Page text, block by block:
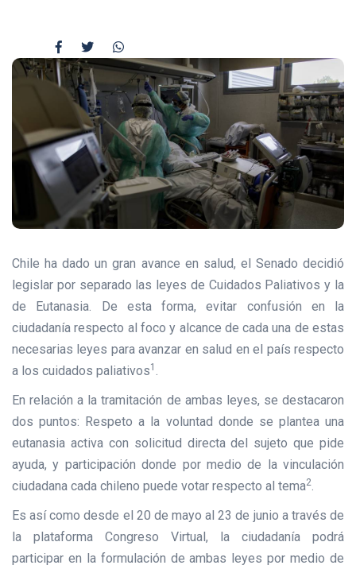
Chile ha dado un gran avance en salud, el Senado decidió
legislar por separado las leyes de Cuidados Paliativos y la
de Eutanasia. De esta forma, evitar confusión en la
ciudadanía respecto al foco y alcance de cada una de estas
necesarias leyes para avanzar en salud en el país respecto
a los cuidados paliativos1 .
En relación a la tramitación de ambas leyes, se destacaron
dos puntos: Respeto a la voluntad donde se plantea una
eutanasia activa con solicitud directa del sujeto que pide
ayuda, y participación donde por medio de la vinculación
ciudadana cada chileno puede votar respecto al tema2.
Es así como desde el 20 de mayo al 23 de junio a través de
la plataforma Congreso Virtual, la ciudadanía podrá
participar en la formulación de ambas leyes por medio de